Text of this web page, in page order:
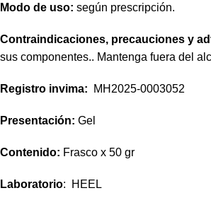
Modo de uso: según prescripción.
Contraindicaciones, precauciones y
sus componentes.. Mantenga fuera del
Registro invima: MH2025-0003052
Presentación: Gel
Contenido: Frasco x 50 gr
Laboratorio: HEEL